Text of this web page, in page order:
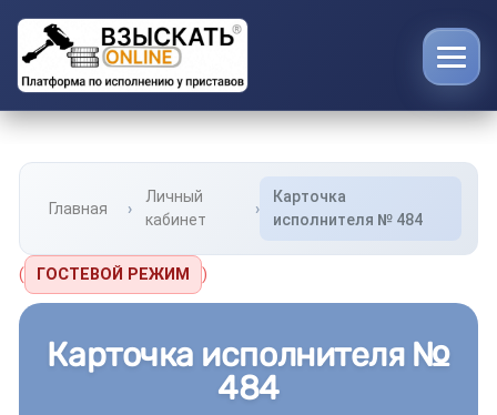
Главная
Личный
кабинет
Карточка
исполнителя № 484
( ГОСТЕВОЙ РЕЖИМ )
Карточка исполнителя №
484